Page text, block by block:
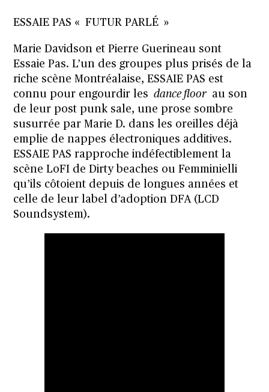
ESSAIE PAS « FUTUR PARLÉ »
Marie Davidson et Pierre Guerineau sont
Essaie Pas. L’un des groupes plus prisés de la
riche scène Montréalaise, ESSAIE PAS est
connu pour engourdir lesdance floorau son
de leur post punk sale, une prose sombre
susurrée par Marie D. dans les oreilles déjà
emplie de nappes électroniques additives.
ESSAIE PAS rapproche indéfectiblement la
scène LoFI de Dirty beaches ou Femminielli
qu’ils côtoient depuis de longues années et
celle de leur label d’adoption DFA (LCD
Soundsystem).